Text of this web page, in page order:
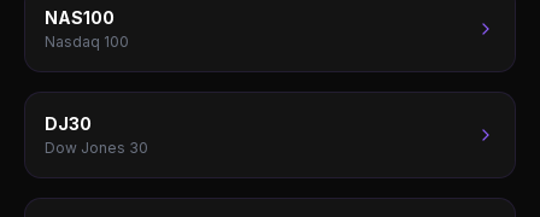
NAS100
Nasdaq 100
DJ30
Dow Jones 30